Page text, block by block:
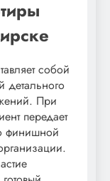
собой
детального
При
передает
финишной